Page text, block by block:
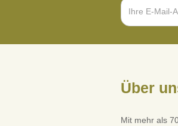
Über
Mit mehr als